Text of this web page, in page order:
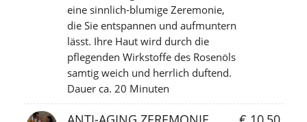
eine sinnlich-blumige Zeremonie,
die Sie entspannen und aufmuntern
lässt. Ihre Haut wird durch die
pflegenden Wirkstoffe des Rosenöls
samtig weich und herrlich duftend.
Dauer ca. 20 Minuten